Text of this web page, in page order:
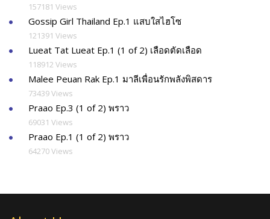
157181 Views
Gossip Girl Thailand Ep.1 แสบใสไฮโซ
121391 Views
Lueat Tat Lueat Ep.1 (1 of 2) เลือดตัดเลือด
118912 Views
Malee Peuan Rak Ep.1 มาลีเพื่อนรักพลังพิสดาร
73439 Views
Praao Ep.3 (1 of 2) พราว
69031 Views
Praao Ep.1 (1 of 2) พราว
64270 Views